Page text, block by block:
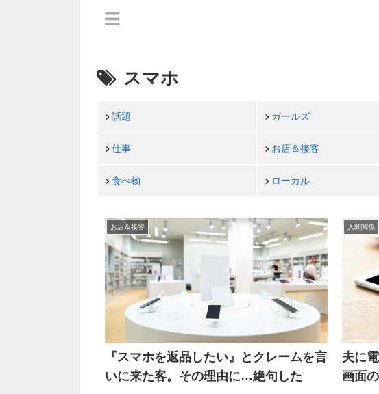
スマホ
話題 ガールズ
仕事 お店＆接客
食べ物 ローカル
お店＆接客
『スマホを返品したい』とクレームを言
いに来た客。その理由に…絶句した
人間関係
夫に
画面